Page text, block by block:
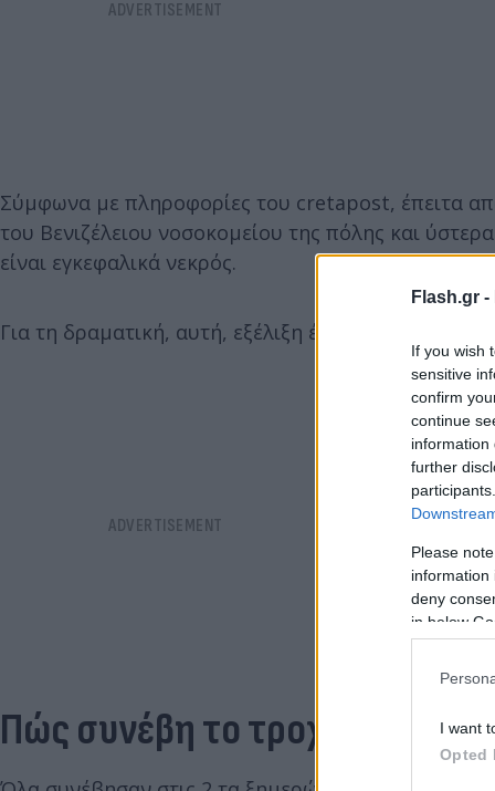
Flash.gr -
If you wish
sensitive
confirm
continue
information
further
Please
information
deny
in below
I want
Opted
Σύμφωνα με πληροφορίες του cretapost, έπειτα
του Βενιζέλειου νοσοκομείου της πόλης και
είναι εγκεφαλικά νεκρός.
Για τη δραματική, αυτή, εξέλιξη έχουν ενημερωθεί
Πώς συνέβη το τροχαίο